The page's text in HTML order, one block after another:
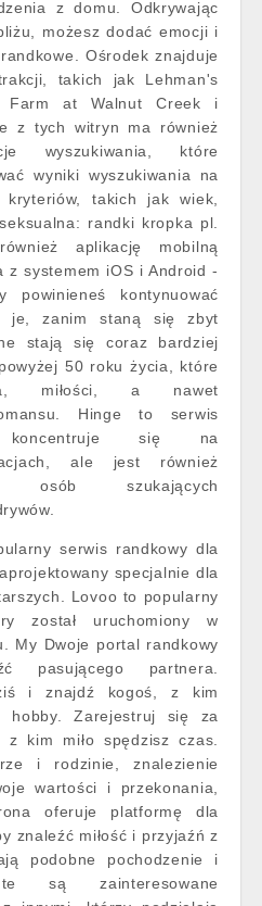
z domu. Odkrywając
możesz dodać emocji i
Ośrodek znajduje
takich jak Lehman's
Farm at Walnut Creek i
z tych witryn ma również
wyszukiwania, które
wyniki wyszukiwania na
kryteriów, takich jak wiek,
randki kropka pl.
aplikację mobilną
z systemem iOS i Android -
kontynuować
je, zanim staną się zbyt
stają się coraz bardziej
50 roku życia, które
miłości, a nawet
Hinge to serwis
koncentruje się na
ale jest również
osób szukających
serwis randkowy dla
specjalnie dla
Lovoo to popularny
został uruchomiony w
My Dwoje portal randkowy
pasującego partnera.
i znajdź kogoś, z kim
hobby. Zarejestruj się za
kim miło spędzisz czas.
i rodzinie, znalezienie
wartości i przekonania,
oferuje platformę dla
znaleźć miłość i przyjaźń z
podobne pochodzenie i
są zainteresowane